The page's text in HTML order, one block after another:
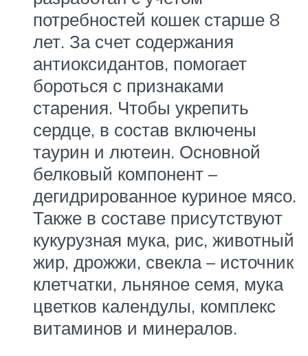
потребностей кошек старше 8
лет. За счет содержания
антиоксидантов, помогает
бороться с признаками
старения. Чтобы укрепить
сердце, в состав включены
таурин и лютеин. Основной
белковый компонент –
дегидрированное куриное мясо.
Также в составе присутствуют
кукурузная мука, рис, животный
жир, дрожжи, свекла – источник
клетчатки, льняное семя, мука
цветков календулы, комплекс
витаминов и минералов.